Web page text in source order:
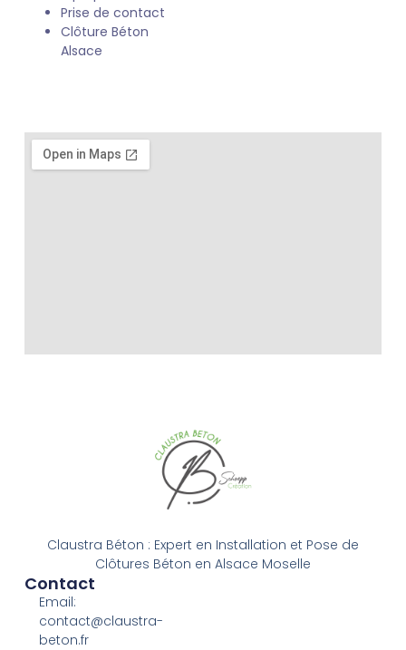
Claustra Béton : Expert en Installation et Pose de
Clôtures Béton en Alsace Moselle
Contact
Email:
contact@claustra-
beton.fr
Prise de contact
Clôture Béton
Alsace